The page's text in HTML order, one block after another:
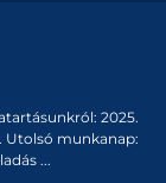
2025.
Utolsó munkanap:
...